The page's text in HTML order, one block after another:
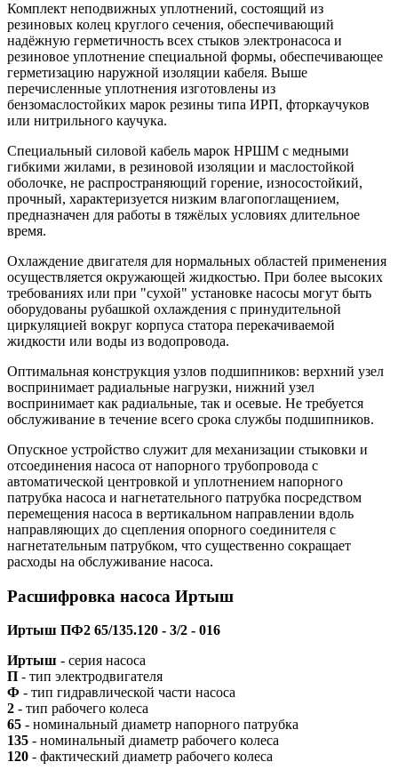
Комплект неподвижных уплотнений, состоящий из
резиновых колец круглого сечения, обеспечивающий
надёжную герметичность всех стыков электронасоса и
резиновое уплотнение специальной формы, обеспечивающее
герметизацию наружной изоляции кабеля. Выше
перечисленные уплотнения изготовлены из
бензомаслостойких марок резины типа ИРП, фторкаучуков
или нитрильного каучука.
Специальный силовой кабель марок НРШМ с медными
гибкими жилами, в резиновой изоляции и маслостойкой
оболочке, не распространяющий горение, износостойкий,
прочный, характеризуется низким влагопоглащением,
предназначен для работы в тяжёлых условиях длительное
время.
Охлаждение двигателя для нормальных областей применения
осуществляется окружающей жидкостью. При более высоких
требованиях или при "сухой" установке насосы могут быть
оборудованы рубашкой охлаждения с принудительной
циркуляцией вокруг корпуса статора перекачиваемой
жидкости или воды из водопровода.
Оптимальная конструкция узлов подшипников: верхний узел
воспринимает радиальные нагрузки, нижний узел
воспринимает как радиальные, так и осевые. Не требуется
обслуживание в течение всего срока службы подшипников.
Опускное устройство служит для механизации стыковки и
отсоединения насоса от напорного трубопровода с
автоматической центровкой и уплотнением напорного
патрубка насоса и нагнетательного патрубка посредством
перемещения насоса в вертикальном направлении вдоль
направляющих до сцепления опорного соединителя с
нагнетательным патрубком, что существенно сокращает
расходы на обслуживание насоса.
Расшифровка насоса Иртыш
Иртыш ПФ2 65/135.120 - 3/2 - 016
Иртыш - серия насоса
П - тип электродвигателя
Ф - тип гидравлической части насоса
2 - тип рабочего колеса
65 - номинальный диаметр напорного патрубка
135 - номинальный диаметр рабочего колеса
120 - фактический диаметр рабочего колеса